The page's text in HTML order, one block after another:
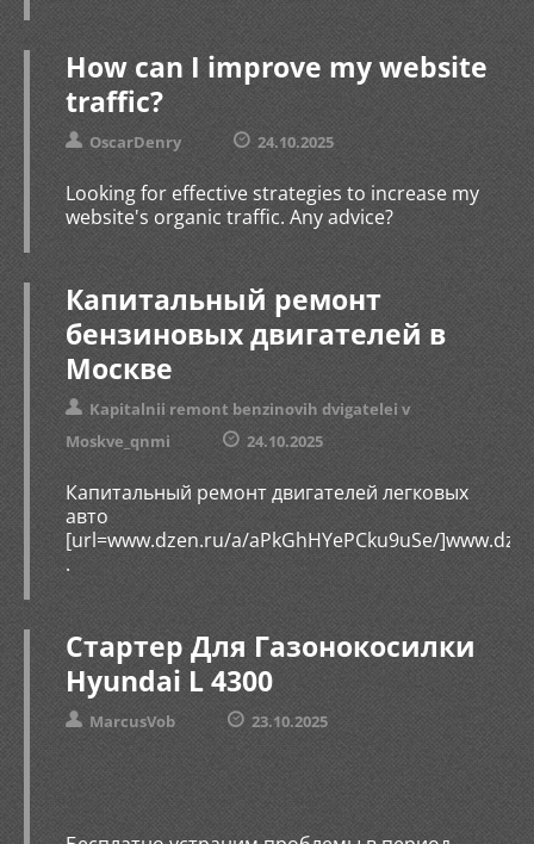
How can I improve my website
traffic?
OscarDenry 24.10.2025
Looking for effective strategies to increase my
website's organic traffic. Any advice?
Капитальный ремонт
бензиновых двигателей в
Москве
Kapitalnii remont benzinovih dvigatelei v
Moskve_qnmi
24.10.2025
Капитальный ремонт двигателей легковых
авто
[url=www.dzen.ru/a/aPkGhHYePCku9uSe/
.
Стартер Для Газонокосилки
Hyundai L 4300
MarcusVob 23.10.2025